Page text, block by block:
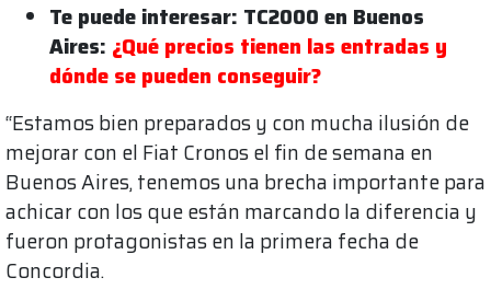
Te puede interesar: TC2000 en Buenos
Aires: ¿Qué precios tienen las entradas y
dónde se pueden conseguir?
“Estamos bien preparados y con mucha ilusión de
mejorar con el Fiat Cronos el fin de semana en
Buenos Aires, tenemos una brecha importante para
achicar con los que están marcando la diferencia y
fueron protagonistas en la primera fecha de
Concordia.